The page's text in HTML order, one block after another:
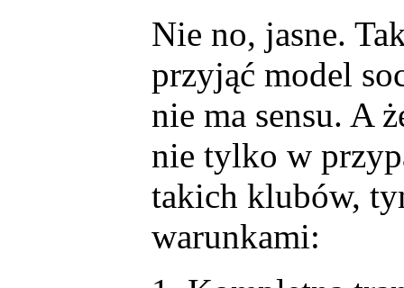
Nie no, jasne.
przyjąć model
nie ma sensu. A
nie tylko w
takich klubów,
warunkami: